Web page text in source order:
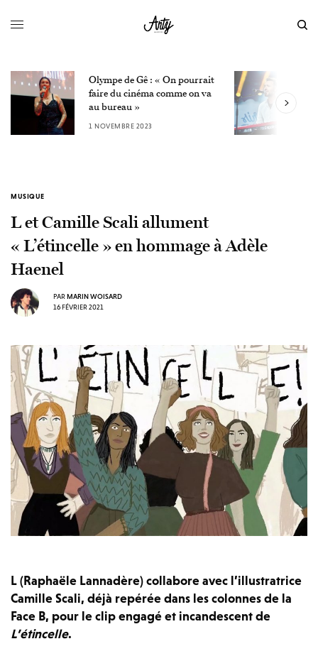
Olympe de Gê : « On pourrait
faire du cinéma comme on va
au bureau »
1 NOVEMBRE 2023
MUSIQUE
L et Camille Scali allument
« L’étincelle » en hommage à Adèle
Haenel
PAR MARIN WOISARD
16 FÉVRIER 2021
L (Raphaële Lannadère) collabore avec l’illustratrice
Camille Scali, déjà repérée dans les colonnes de la
Face B, pour le clip engagé et incandescent de
L’étincelle.